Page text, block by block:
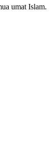
umat Islam.